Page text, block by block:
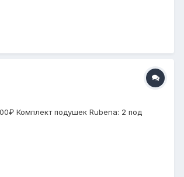
Комплект подушек Rubena: 2 под